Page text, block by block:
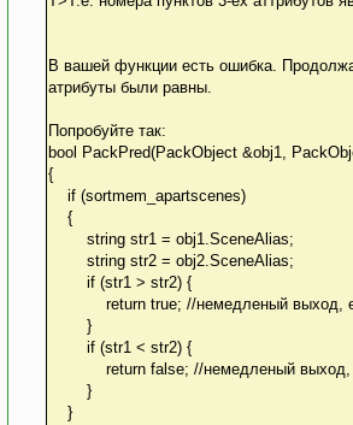
В вашей функции есть ошибка.
атрибуты были равны.
Попробуйте так:
bool PackPred(PackObject &obj1,
{
if (sortmem_apartscenes)
{
string str1 = obj1.SceneAlias;
string str2 = obj2.SceneAlias;
if (str1 > str2) {
return true; //немедленый выход,
}
if (str1 < str2) {
return false; //немедленый выход,
}
}